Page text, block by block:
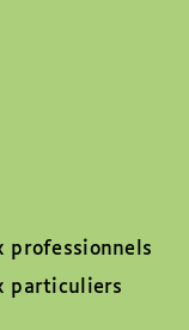
professionnels
particuliers